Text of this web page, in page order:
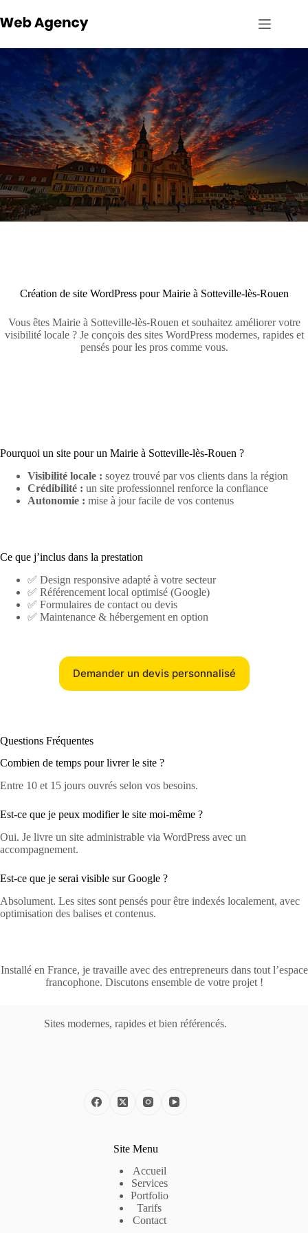
au
contenu
Création de site WordPress pour Mairie à Sotteville-lès-Rouen
Vous êtes Mairie à Sotteville-lès-Rouen et souhaitez améliorer votre
visibilité locale ? Je conçois des sites WordPress modernes, rapides et
pensés pour les pros comme vous.
Pourquoi un site pour un Mairie à Sotteville-lès-Rouen ?
Visibilité locale : soyez trouvé par vos clients dans la région
Crédibilité : un site professionnel renforce la confiance
Autonomie : mise à jour facile de vos contenus
Ce que j’inclus dans la prestation
✅ Design responsive adapté à votre secteur
✅ Référencement local optimisé (Google)
✅ Formulaires de contact ou devis
✅ Maintenance & hébergement en option
Demander un devis personnalisé
Questions Fréquentes
Combien de temps pour livrer le site ?
Entre 10 et 15 jours ouvrés selon vos besoins.
Est-ce que je peux modifier le site moi-même ?
Oui. Je livre un site administrable via WordPress avec un
accompagnement.
Est-ce que je serai visible sur Google ?
Absolument. Les sites sont pensés pour être indexés localement, avec
optimisation des balises et contenus.
Installé en France, je travaille avec des entrepreneurs dans tout l’espace
francophone. Discutons ensemble de votre projet !
Sites modernes, rapides et bien référencés.
Site Menu
Accueil
Services
Portfolio
Tarifs
Contact